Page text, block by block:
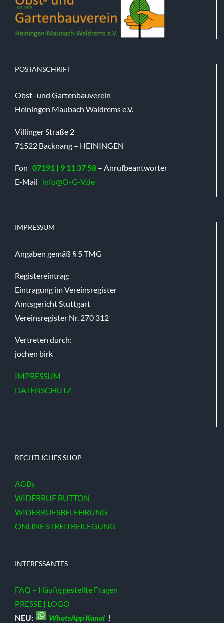
POSTANSCHRIFT
Obst- und Gartenbauverein
Heiningen Maubach Waldrems e.V.
Villinger Straße 2
71522 Backnang – HEININGEN
Fon 07191 | 9 11 37 58 – Anrufbeantworter
E-Mail info@O-G-V.de
IMPRESSUM
Angaben gemäß § 5 TMG
Registereintrag:
Eintragung im Vereinsregister
Amtsgericht Stuttgart
Vereinsregister Nr. 270 312
Vertreten durch:
jochen birk
IMPRESSUM
DATENSCHUTZ
RECHTLICHES SHOP
AGBs
WIDERRUF BUTTON
WIDERRUFSBELEHRUNG
ONLINE STREITBEILEGUNG
INTERESSANTES
FAQ – Häufig gestellte Fragen
PRESSE | LOGO
NEU:
WhatsApp Kanal !